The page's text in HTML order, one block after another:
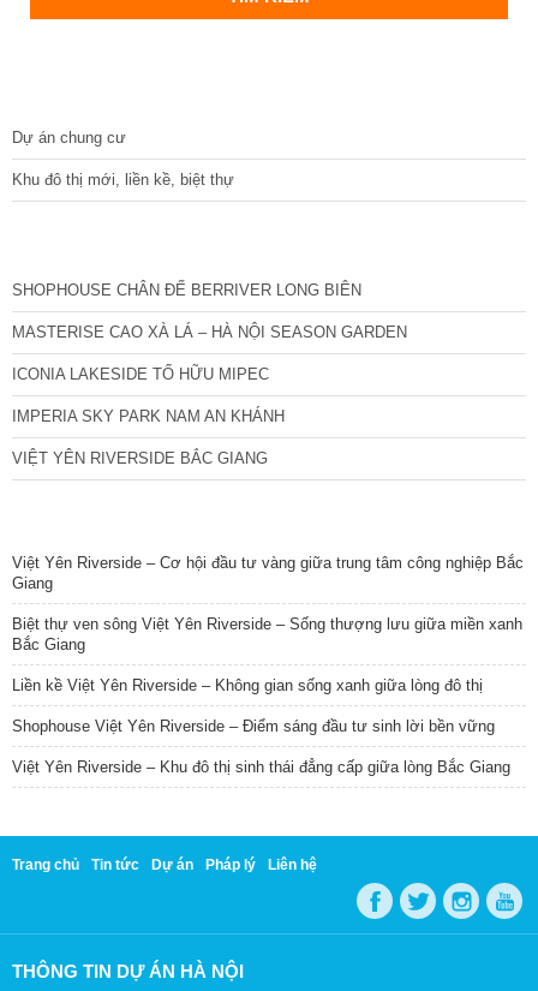
Dự án chung cư
Khu đô thị mới, liền kề, biệt thự
SHOPHOUSE CHÂN ĐẾ BERRIVER LONG BIÊN
MASTERISE CAO XÀ LÁ – HÀ NỘI SEASON GARDEN
ICONIA LAKESIDE TỐ HỮU MIPEC
IMPERIA SKY PARK NAM AN KHÁNH
VIỆT YÊN RIVERSIDE BẮC GIANG
Việt Yên Riverside – Cơ hội đầu tư vàng giữa trung tâm công nghiệp Bắc
Giang
Biệt thự ven sông Việt Yên Riverside – Sống thượng lưu giữa miền xanh
Bắc Giang
Liền kề Việt Yên Riverside – Không gian sống xanh giữa lòng đô thị
Shophouse Việt Yên Riverside – Điểm sáng đầu tư sinh lời bền vững
Việt Yên Riverside – Khu đô thị sinh thái đẳng cấp giữa lòng Bắc Giang
Trang chủ Tin tức Dự án Pháp lý Liên hệ
THÔNG TIN DỰ ÁN HÀ NỘI